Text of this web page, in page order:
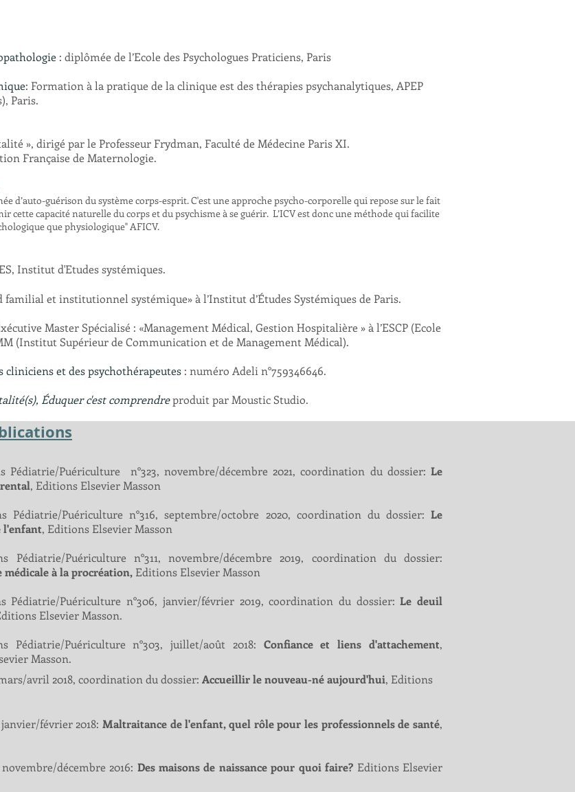
: diplômée de l’Ecole des Psychologues Praticiens, Paris
: Formation à la pratique de la clinique est des thérapies psychanalytiques, APEP
Paris.
», dirigé par le Professeur Frydman, Faculté de Médecine Paris XI.
Française de Maternologie.
d’auto-guérison du système corps-esprit. C'est une approche psycho-corporelle qui repose sur le fait
cette capacité naturelle du corps et du psychisme à se guérir. L’ICV est donc une méthode qui facilite
que physiologique" AFICV.
Institut d'Etudes systémiques.
familial et institutionnel systémique» à l’Institut d’Études Systémiques de Paris.
Master Spécialisé : «Management Médical, Gestion Hospitalière » à l’ESCP (Ecole
(Institut Supérieur de Communication et de Management Médical).
et des psychothérapeutes : numéro Adeli n°759346646.
Éduquer c'est comprendreproduit par Moustic Studio.
Pédiatrie/Puériculture n°323, novembre/décembre 2021, coordination du dossier:Le
, Editions Elsevier Masson
Pédiatrie/Puériculture n°316, septembre/octobre 2020, coordination du dossier: Le
l'enfant, Editions Elsevier Masson
Pédiatrie/Puériculture n°311, novembre/décembre 2019, coordination du dossier:
médicale à la procréation, Editions Elsevier Masson
Pédiatrie/Puériculture n°306, janvier/février 2019, coordination du dossier:Le deuil
Elsevier Masson.
Pédiatrie/Puériculture n°303, juillet/août 2018: Confiance et liens d'attachement,
Masson.
avril 2018, coordination du dossier: Accueillir le nouveau-né aujourd'hui, Editions
février 2018: Maltraitance de l'enfant, quel rôle pour les professionnels de santé,
décembre 2016: Des maisons de naissance pour quoi faire? Editions Elsevier